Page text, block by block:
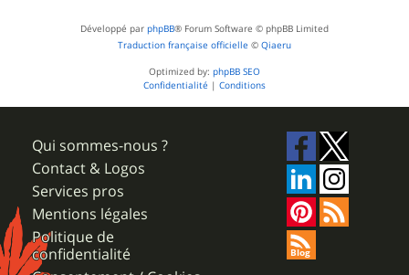
Développé par phpBB® Forum Software © phpBB Limited
Traduction française officielle © Qiaeru
Optimized by: phpBB SEO
Confidentialité | Conditions
Qui sommes-nous ?
Contact & Logos
Services pros
Mentions légales
Politique de
confidentialité